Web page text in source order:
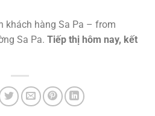
khách hàng Sa Pa – from
Sa Pa. Tiếp thị hôm nay, kết